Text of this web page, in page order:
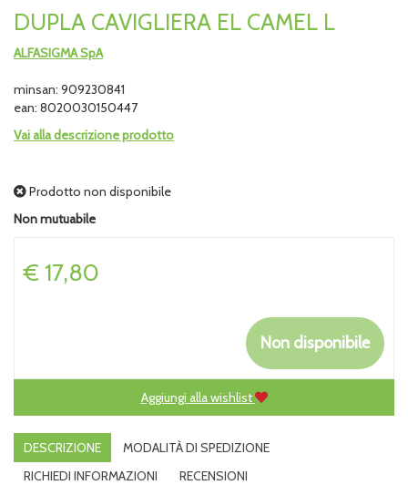
DUPLA CAVIGLIERA EL CAMEL L
ALFASIGMA SpA
minsan: 909230841
ean: 8020030150447
Vai alla descrizione prodotto
Prodotto non disponibile
Non mutuabile
Prezzo
€ 17,80
Non disponibile
Aggiungi alla wishlist
DESCRIZIONE
MODALITÀ DI SPEDIZIONE
RICHIEDI INFORMAZIONI
RECENSIONI